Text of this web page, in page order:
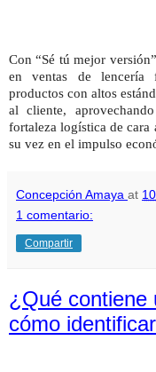
Con “Sé tú mejor
en ventas de lencería
productos con altos
al cliente,
fortaleza logística de
su vez en el impulso
Concepción Amaya at
1 comentario:
Compartir
¿Qué contiene
cómo